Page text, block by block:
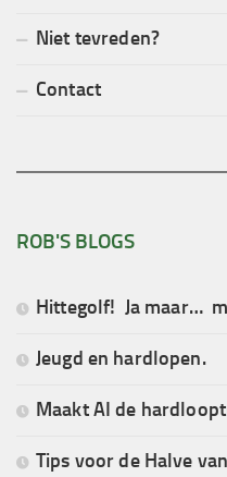
Niet tevreden?
Contact
ROB'S BLOGS
Hittegolf! Ja maar…
Jeugd en hardlopen.
Maakt AI de
Tips voor de Halve